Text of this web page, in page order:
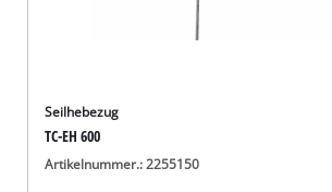
Seilhebezug
TC-EH 600
Artikelnummer.: 2255150